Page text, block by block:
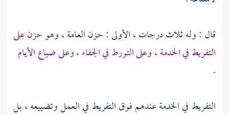
قال : وله ثلاث درجات ، الأولى : حزن العامة ، وهوحزن على
التفريط في الخدمة ، وعلى التورط في الجفاء ، وعلى ضياع الأيام
.
التفريط في الخدمة عندهم فوق التفريط في العمل وتضييعه ، بل